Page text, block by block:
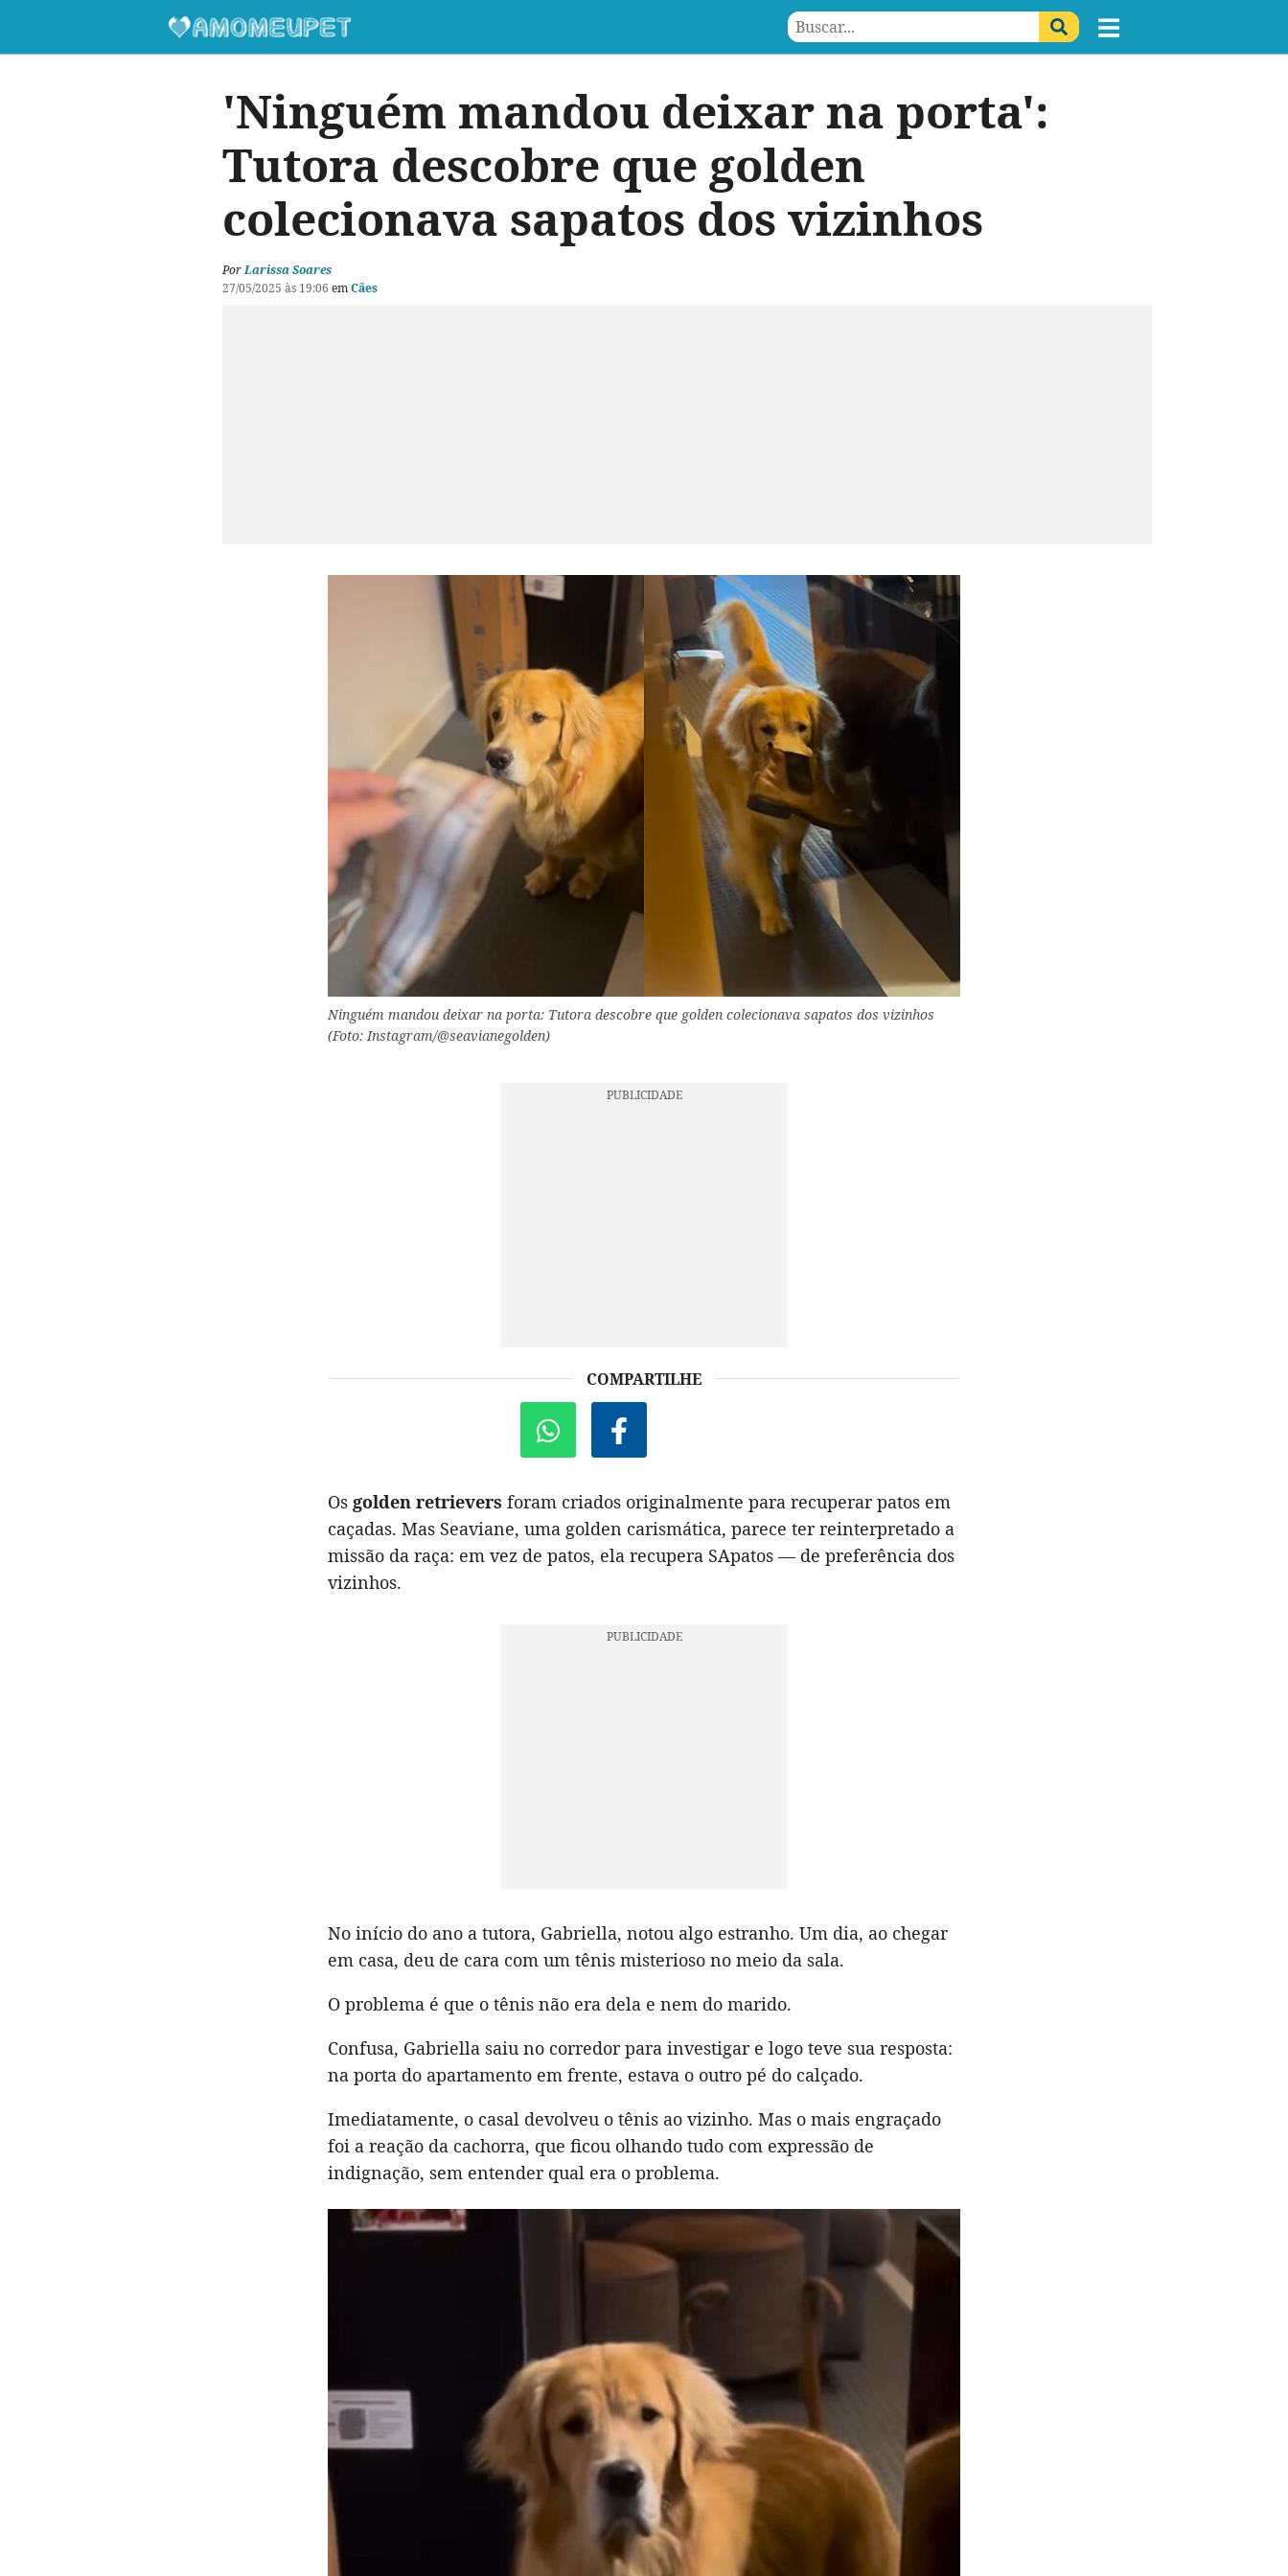
'Ninguém mandou deixar na porta':
Tutora descobre que golden
colecionava sapatos dos vizinhos
PorLarissa Soares
27/05/2025 às 19:06 emCães
Ninguém mandou deixar na porta: Tutora descobre que golden colecionava sapatos dos vizinhos
(Foto: Instagram/@seavianegolden)
COMPARTILHE
Os golden retrievers foram criados originalmente para recuperar patos em
caçadas. Mas Seaviane, uma golden carismática, parece ter reinterpretado a
missão da raça: em vez de patos, ela recupera SApatos — de preferência dos
vizinhos.
No início do ano a tutora, Gabriella, notou algo estranho. Um dia, ao chegar
em casa, deu de cara com um tênis misterioso no meio da sala.
O problema é que o tênis não era dela e nem do marido.
Confusa, Gabriella saiu no corredor para investigar e logo teve sua resposta:
na porta do apartamento em frente, estava o outro pé do calçado.
Imediatamente, o casal devolveu o tênis ao vizinho. Mas o mais engraçado
foi a reação da cachorra, que ficou olhando tudo com expressão de
indignação, sem entender qual era o problema.